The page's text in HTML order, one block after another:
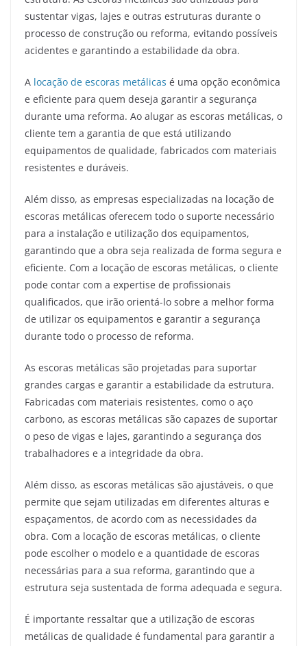
sustentar vigas, lajes e outras estruturas durante o
processo de construção ou reforma, evitando possíveis
acidentes e garantindo a estabilidade da obra.
A locação de escoras metálicas é uma opção econômica
e eficiente para quem deseja garantir a segurança
durante uma reforma. Ao alugar as escoras metálicas, o
cliente tem a garantia de que está utilizando
equipamentos de qualidade, fabricados com materiais
resistentes e duráveis.
Além disso, as empresas especializadas na locação de
escoras metálicas oferecem todo o suporte necessário
para a instalação e utilização dos equipamentos,
garantindo que a obra seja realizada de forma segura e
eficiente. Com a locação de escoras metálicas, o cliente
pode contar com a expertise de profissionais
qualificados, que irão orientá-lo sobre a melhor forma
de utilizar os equipamentos e garantir a segurança
durante todo o processo de reforma.
As escoras metálicas são projetadas para suportar
grandes cargas e garantir a estabilidade da estrutura.
Fabricadas com materiais resistentes, como o aço
carbono, as escoras metálicas são capazes de suportar
o peso de vigas e lajes, garantindo a segurança dos
trabalhadores e a integridade da obra.
Além disso, as escoras metálicas são ajustáveis, o que
permite que sejam utilizadas em diferentes alturas e
espaçamentos, de acordo com as necessidades da
obra. Com a locação de escoras metálicas, o cliente
pode escolher o modelo e a quantidade de escoras
necessárias para a sua reforma, garantindo que a
estrutura seja sustentada de forma adequada e segura.
É importante ressaltar que a utilização de escoras
metálicas de qualidade é fundamental para garantir a